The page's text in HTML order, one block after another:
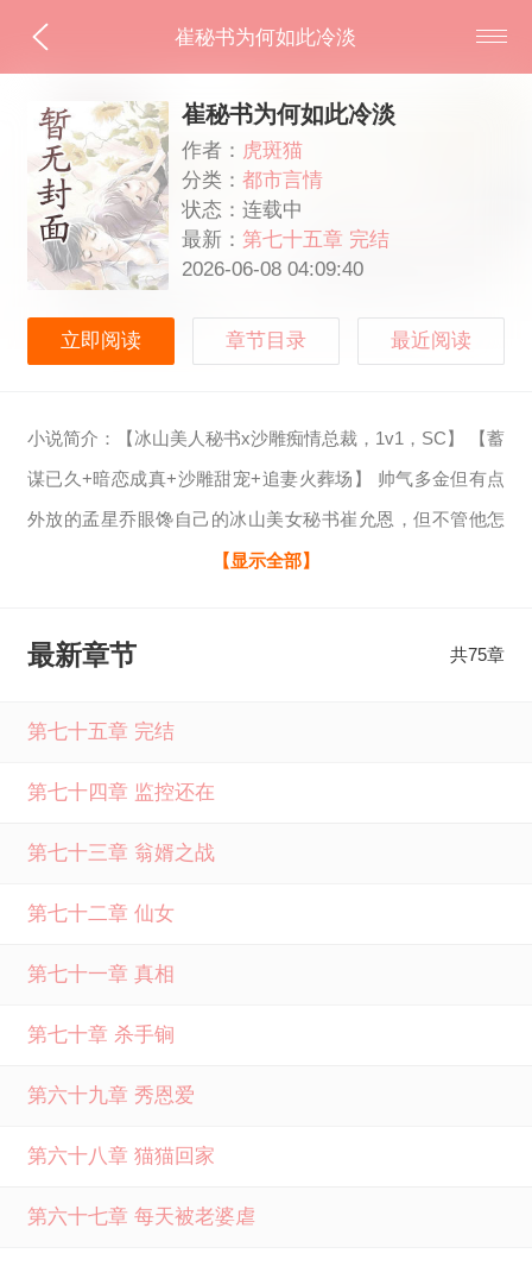
崔秘书为何如此冷淡
崔秘书为何如此冷淡
作者： 虎斑猫
分类：都市言情
状态：连载中
最新： 第七十五章 完结
2026-06-08 04:09:40
立即阅读 章节目录 最近阅读
小说简介：【冰山美人秘书x沙雕痴情总裁，1v1，SC】 【蓄
谋已久+暗恋成真+沙雕甜宠+追妻火葬场】 帅气多金但有点
外放的孟星乔眼馋自己的冰山美女秘书崔允恩，但不管他怎
么释放魅力，都得不到美女秘书的一个眼神。 无奈之下，孟
软秘书的网上恋人。 没成想，崔秘书因此对现实里的孟星乔
现实后将舔狗人设发挥到极限终于崔秘书为何如此冷淡全文
虎斑猫最新章节，请分享给您的好友一起来笔下文学免费阅
读。
【显示全部】
最新章节 共75章
第七十五章 完结
第七十四章 监控还在
第七十三章 翁婿之战
第七十二章 仙女
第七十一章 真相
第七十章 杀手锏
第六十九章 秀恩爱
第六十八章 猫猫回家
第六十七章 每天被老婆虐